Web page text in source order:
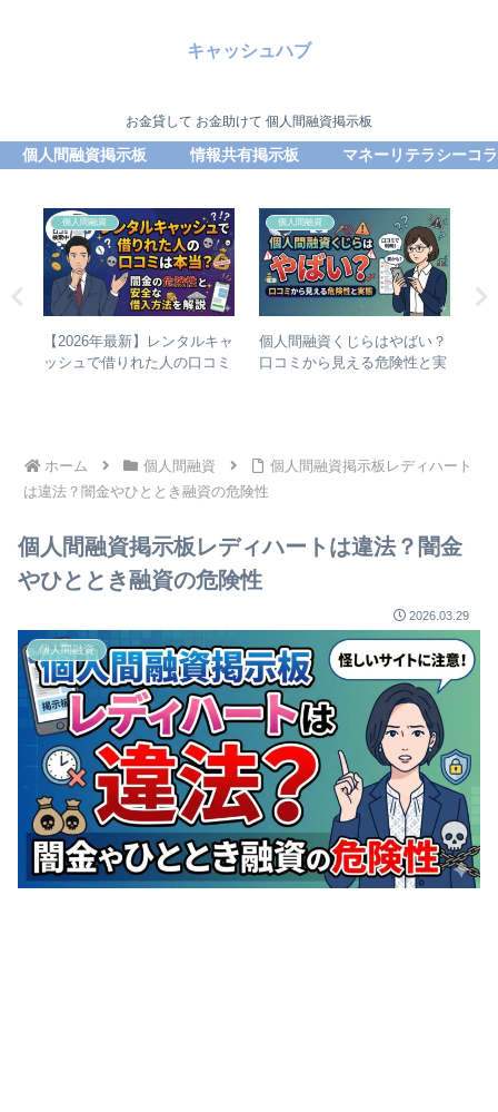
キャッシュハブ
お金貸して お金助けて 個人間融資掲示板
個人間融資掲示板 情報共有掲示板 マネーリテラシーコ
個人間融資
【2026年最新】レンタルキャ
ッシュで借りれた人の口コミ
個人間融資
個人間融資くじらはやばい？
口コミから見える危険性と実
ホーム 個人間融資
個人間融資掲示板レディハート
は違法？闇金やひととき融資の危険性
個人間融資掲示板レディハートは違法？闇金
やひととき融資の危険性
2026.03.29
個人間融資